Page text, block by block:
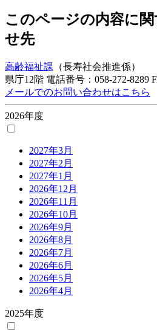
このページの内容に
せ先
高齢福祉課 （長寿社会推進係）
県庁12階 電話番号：058-272-8289
メールでのお問い合わせはこちら
2026年度
2027年3月
2027年2月
2027年1月
2026年12月
2026年11月
2026年10月
2026年9月
2026年8月
2026年7月
2026年6月
2026年5月
2026年4月
2025年度